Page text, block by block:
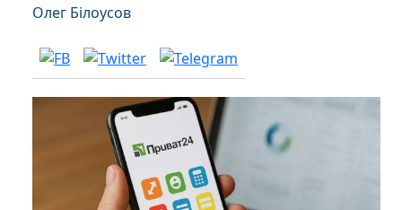
Олег Білоусов